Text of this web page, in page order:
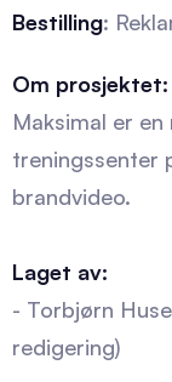
Bestilling:
Om prosjektet:
Maksimal er
treningssenter
brandvideo.
Laget av:
- Torbjørn
redigering)